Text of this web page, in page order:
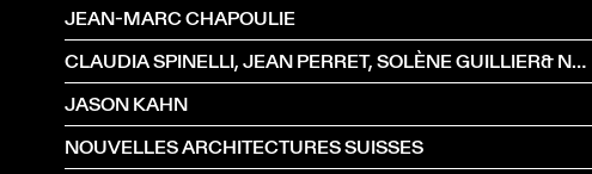
JEAN-MARC CHAPOULIE
CLAUDIA SPINELLI, JEAN PERRET, SOLÈNE GUILLIER& NICOLAS TREMBLEY
JASON KAHN
NOUVELLES ARCHITECTURES SUISSES